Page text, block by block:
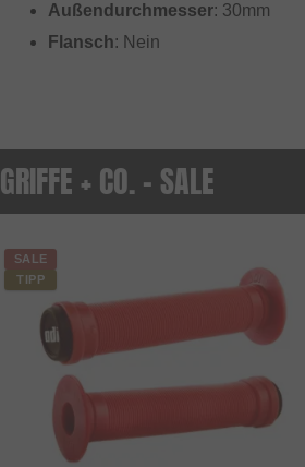
Außendurchmesser: 30mm
Flansch: Nein
GRIFFE + CO. - SALE
SALE
TIPP